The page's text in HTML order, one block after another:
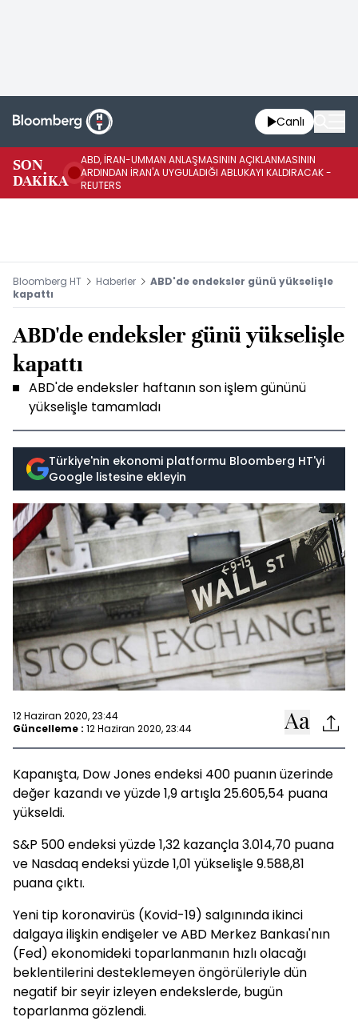
Canlı
SON
DAKİKA
ABD, İRAN-UMMAN ANLAŞMASININ AÇIKLANMASININ
ARDINDAN İRAN'A UYGULADIĞI ABLUKAYI KALDIRACAK -
REUTERS
Bloomberg HT Haberler
ABD'de endeksler günü yükselişle
kapattı
ABD'de endeksler günü yükselişle
kapattı
ABD'de endeksler haftanın son işlem gününü
yükselişle tamamladı
Türkiye'nin ekonomi platformu Bloomberg HT'yi
Google listesine ekleyin
12 Haziran 2020, 23:44
Güncelleme : 12 Haziran 2020, 23:44
Kapanışta, Dow Jones endeksi 400 puanın üzerinde
değer kazandı ve yüzde 1,9 artışla 25.605,54 puana
yükseldi.
S&P 500 endeksi yüzde 1,32 kazançla 3.014,70 puana
ve Nasdaq endeksi yüzde 1,01 yükselişle 9.588,81
puana çıktı.
Yeni tip koronavirüs (Kovid-19) salgınında ikinci
dalgaya ilişkin endişeler ve ABD Merkez Bankası'nın
(Fed) ekonomideki toparlanmanın hızlı olacağı
beklentilerini desteklemeyen öngörüleriyle dün
negatif bir seyir izleyen endekslerde, bugün
toparlanma gözlendi.